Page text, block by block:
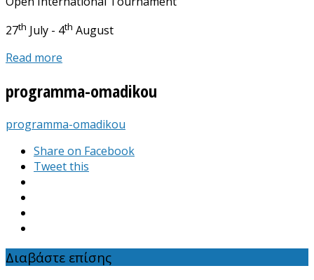
27th July - 4th August
Read more
programma-omadikou
programma-omadikou
Share on Facebook
Tweet this
Διαβάστε επίσης